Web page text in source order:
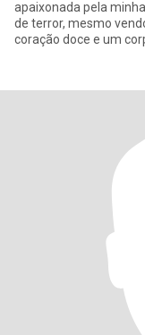
apaixonada pela
de terror, mesmo
coração doce e um